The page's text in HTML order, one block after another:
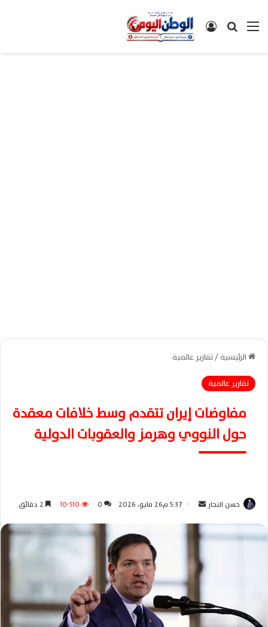
القائمةبحث عن تسجيل الدخول
الرئيسية/تقارير عالمية
تقارير عالمية
مفاوضات إيران تتقدم وسط خلافات معقدة
حول النووي وهرمز والعقوبات الدولية
حسن النجار
س
د
5:37 م26 مايو، 2026 0 10٬510